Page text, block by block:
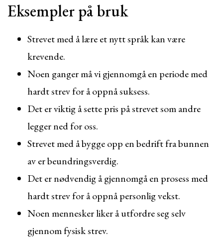
Eksempler på bruk
Strevet med å lære et nytt språk kan være
krevende.
Noen ganger må vi gjennomgå en periode med
hardt strev for å oppnå suksess.
Det er viktig å sette pris på strevet som andre
legger ned for oss.
Strevet med å bygge opp en bedrift fra bunnen
av er beundringsverdig.
Det er nødvendig å gjennomgå en prosess med
hardt strev for å oppnå personlig vekst.
Noen mennesker liker å utfordre seg selv
gjennom fysisk strev.